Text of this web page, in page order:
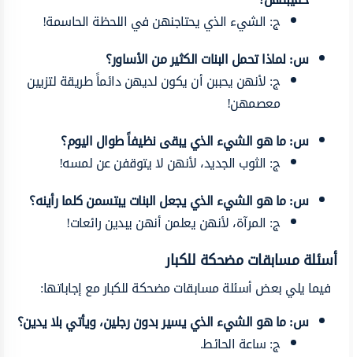
ج: الشيء الذي يحتاجنهن في اللحظة الحاسمة!
س: لماذا تحمل البنات الكثير من الأساور؟
ج: لأنهن يحببن أن يكون لديهن دائماً طريقة لتزيين
معصمهن!
س: ما هو الشيء الذي يبقى نظيفاً طوال اليوم؟
ج: الثوب الجديد، لأنهن لا يتوقفن عن لمسه!
س: ما هو الشيء الذي يجعل البنات يبتسمن كلما رأينه؟
ج: المرآة، لأنهن يعلمن أنهن يبدين رائعات!
أسئلة مسابقات مضحكة للكبار
فيما يلي بعض أسئلة مسابقات مضحكة للكبار مع إجاباتها:
س: ما هو الشيء الذي يسير بدون رجلين، ويأتي بلا يدين؟
ج: ساعة الحائط.